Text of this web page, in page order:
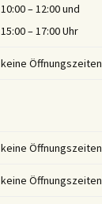
10:00 – 12:00 und
15:00 – 17:00 Uhr
keine Öffnungszeiten
keine Öffnungszeiten
keine Öffnungszeiten